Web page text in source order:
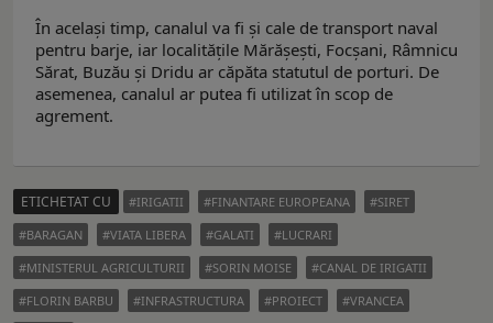
În acelaşi timp, canalul va fi şi cale de transport naval
pentru barje, iar localităţile Mărăşeşti, Focşani, Râmnicu
Sărat, Buzău şi Dridu ar căpăta statutul de porturi. De
asemenea, canalul ar putea fi utilizat în scop de
agrement.
ETICHETAT CU IRIGATII FINANTARE EUROPEANA
SIRET
BARAGAN
VIATA LIBERA GALATI
LUCRARI
MINISTERUL AGRICULTURII
SORIN MOISE
CANAL DE IRIGATII
FLORIN BARBU
INFRASTRUCTURA PROIECT
VRANCEA